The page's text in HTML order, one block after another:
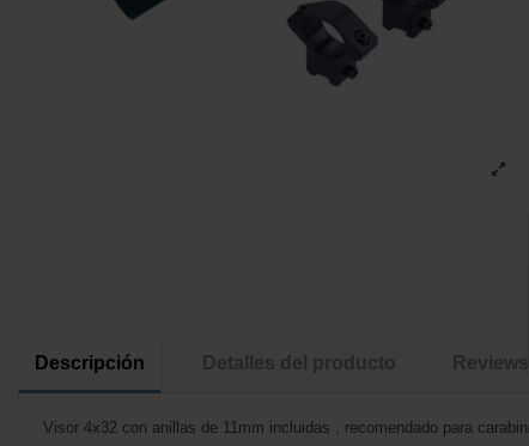
Descripción Detalles del producto Reviews
Visor 4x32 con anillas de 11mm incluidas , recomendado para